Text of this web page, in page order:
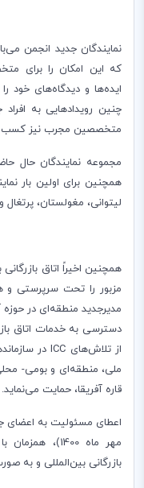
نمایندگان جدید انجمن می
که این امکان را برای
ایدهها و دیدگاههای خود را
چنین رویدادهایی به
متخصصین مجرب نیز کسب
مجموعه نمایندگان حال حاضر از 48 خانم و 41 آقا
همچنین برای اولین بار
لیتوانی، مغولستان،
همچنین اخیراً اتاق بازرگانی
مزبور را تحت سرپرستی و
مدیرجدید منطقهای در حوزه
دسترسی به خدمات اتاق
از تلاش‌های ICCدر
ملی، منطقهای و بومی-
قاره آفریقا، حمایت مینماید.
مهر ماه
بازرگانی بینالمللی و به